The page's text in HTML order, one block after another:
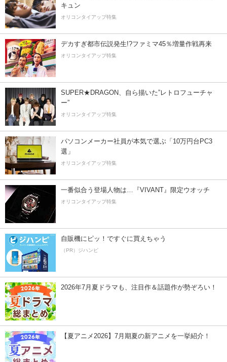
キュン
オリコンタイアップ特集
デカすぎ都市伝説発生!?ファミマ45％増量作戦再来
オリコンタイアップ特集
SUPER★DRAGON、自ら描いた”レトロフューチャ
ー”
オリコンタイアップ特集
パソコンメーカー社員が本気で選ぶ「10万円台PC3
選」
オリコンタイアップ特集
一番似合う登場人物は…『VIVANT』限定ウオッチ
オリコンタイアップ特集
自販機にピッ！ですぐに買えちゃう
（PR）ジハンピ
2026年7月夏ドラマも、注目作＆話題作が勢ぞろい！
【夏アニメ2026】7月期夏の新アニメを一挙紹介！